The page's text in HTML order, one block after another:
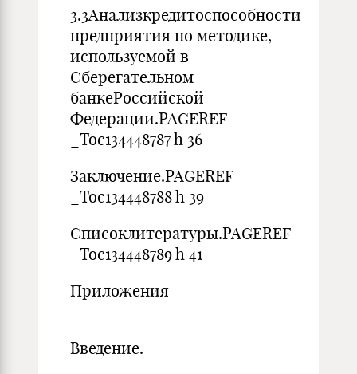
3.3Анализкредитоспособности
предприятия по методике,
используемой в
Сберегательном
банкеРоссийской
Федерации.PAGEREF
_Toc134448787 h 36
Заключение.PAGEREF
_Toc134448788 h 39
Списоклитературы.PAGEREF
_Toc134448789 h 41
Приложения
Введение.